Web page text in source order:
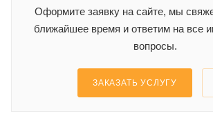
Оформите заявку на сайте, мы
ближайшее время и ответим на все
вопросы.
ЗАКАЗАТЬ УСЛУГУ